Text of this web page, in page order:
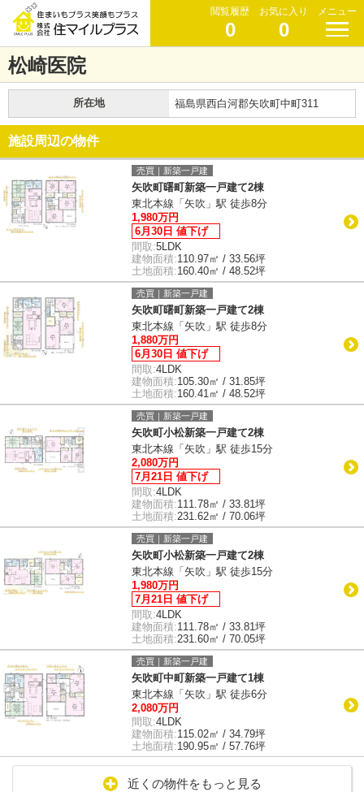
閲覧履歴
0
お気に入り
0
メニュー
松崎医院
所在地 福島県西白河郡矢吹町中町311
施設周辺の物件
売買｜新築一戸建
矢吹町曙町新築一戸建て2棟
東北本線「矢吹」駅 徒歩8分
1,980万円
6月30日 値下げ
間取:5LDK
建物面積:110.97㎡ / 33.56坪
土地面積:160.40㎡ / 48.52坪
売買｜新築一戸建
矢吹町曙町新築一戸建て2棟
東北本線「矢吹」駅 徒歩8分
1,880万円
6月30日 値下げ
間取:4LDK
建物面積:105.30㎡ / 31.85坪
土地面積:160.41㎡ / 48.52坪
売買｜新築一戸建
矢吹町小松新築一戸建て2棟
東北本線「矢吹」駅 徒歩15分
2,080万円
7月21日 値下げ
間取:4LDK
建物面積:111.78㎡ / 33.81坪
土地面積:231.62㎡ / 70.06坪
売買｜新築一戸建
矢吹町小松新築一戸建て2棟
東北本線「矢吹」駅 徒歩15分
1,980万円
7月21日 値下げ
間取:4LDK
建物面積:111.78㎡ / 33.81坪
土地面積:231.60㎡ / 70.05坪
売買｜新築一戸建
矢吹町中町新築一戸建て1棟
東北本線「矢吹」駅 徒歩6分
2,080万円
間取:4LDK
建物面積:115.02㎡ / 34.79坪
土地面積:190.95㎡ / 57.76坪
近くの物件をもっと見る